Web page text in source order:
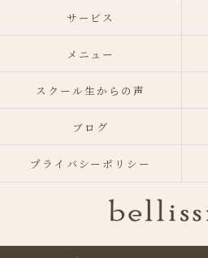
サービス
メニュー
スクール生からの声
ブログ
プライバシーポリシー